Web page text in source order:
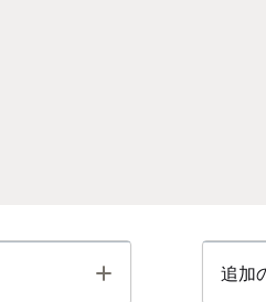
Toggle 追加